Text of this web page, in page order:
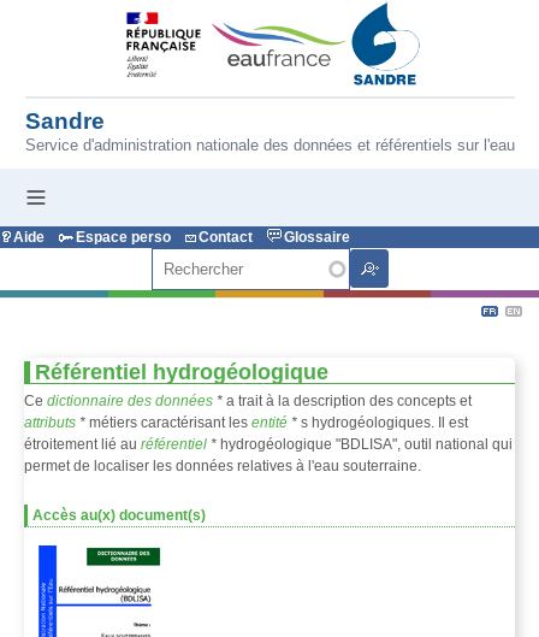
Aller au contenu principal
Sandre
Service d'administration nationale des données et référentiels sur l'eau
Aide Espace perso Contact
Glossaire
Référentiel hydrogéologique
Ce dictionnaire des données * a trait à la description des concepts et
attributs * métiers caractérisant les entité * s hydrogéologiques. Il est
étroitement lié au référentiel * hydrogéologique "BDLISA", outil national qui
permet de localiser les données relatives à l'eau souterraine.
Accès au(x) document(s)